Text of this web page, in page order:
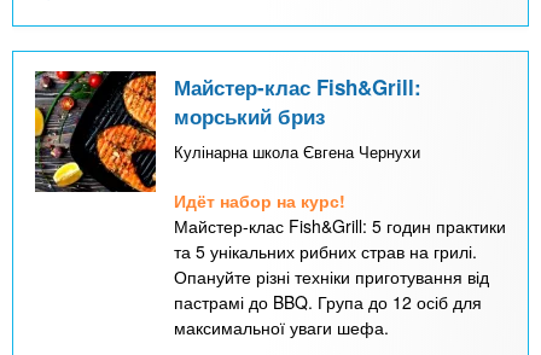
Майстер-клас Fish&Grill:
морський бриз
Кулінарна школа Євгена Чернухи
Идёт набор на курс!
Майстер-клас Fish&Grill: 5 годин практики
та 5 унікальних рибних страв на грилі.
Опануйте різні техніки приготування від
пастрамі до BBQ. Група до 12 осіб для
максимальної уваги шефа.